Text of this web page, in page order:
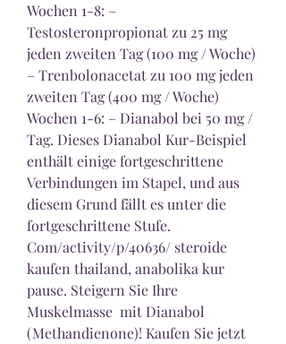
Wochen 1-8: –
Testosteronpropionat zu 25 mg
jeden zweiten Tag (100 mg / Woche)
– Trenbolonacetat zu 100 mg jeden
zweiten Tag (400 mg / Woche)
Wochen 1-6: – Dianabol bei 50 mg /
Tag. Dieses Dianabol Kur-Beispiel
enthält einige fortgeschrittene
Verbindungen im Stapel, und aus
diesem Grund fällt es unter die
fortgeschrittene Stufe.
Com/activity/p/40636/ steroide
kaufen thailand, anabolika kur
pause. Steigern Sie Ihre
Muskelmasse  mit Dianabol
(Methandienone)! Kaufen Sie jetzt